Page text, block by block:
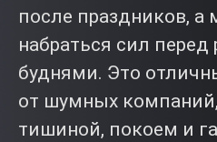
после праздников,
набраться сил
буднями. Это
от шумных
тишиной, покоем и